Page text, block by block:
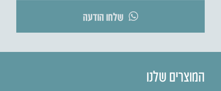
שלחו הודעה
המוצרים שלנו